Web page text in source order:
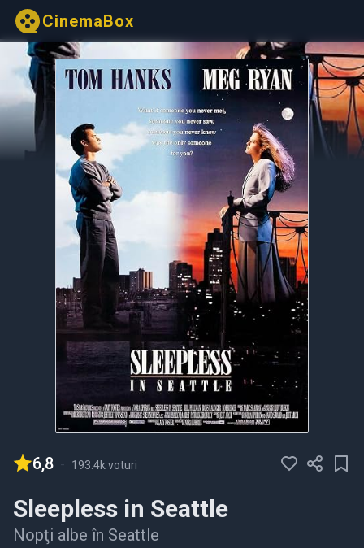
CinemaBox
6,8 - 193.4k voturi
Sleepless in Seattle
Nopţi albe în Seattle